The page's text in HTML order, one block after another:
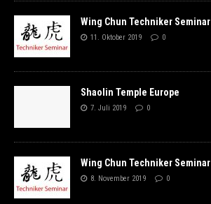
Wing Chun Techniker Seminar
11. Oktober 2019 0
Shaolin Temple Europe
7. Juli 2019 0
Wing Chun Techniker Seminar
8. November 2019 0